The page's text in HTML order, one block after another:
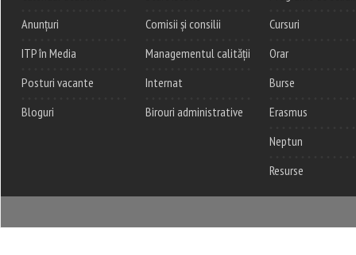
Anunțuri
ITP în Media
Posturi vacante
Bloguri
Comisii și consilii
Managementul calității
Internat
Birouri administrative
Cursuri
Orar
Burse
Erasmus
Neptun
Resurse